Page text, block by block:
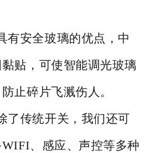
有安全玻璃的优点，中
贴，可使智能调光玻璃
止碎片飞溅伤人。
了传统开关，我们还可
、感应、声控等多种